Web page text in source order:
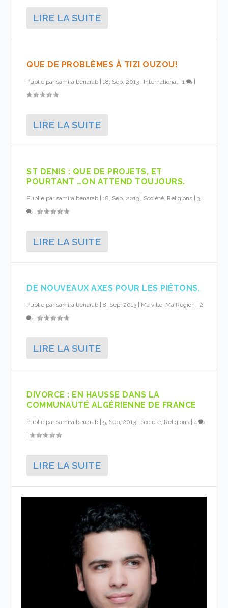
LIRE LA SUITE
QUE DE PROBLÈMES À TIZI OUZOU!
Publié par samira benarab |18, Sep, 2013 International|1
LIRE LA SUITE
ST DENIS : QUE DE PROJETS, ET
POURTANT …ON ATTEND TOUJOURS.
Publié par samira benarab |18, Sep, 2013 Société, Religions
3
|
LIRE LA SUITE
DE NOUVEAUX AXES POUR LES PIÉTONS.
Publié par samira benarab |8, Sep, 2013 Ma ville, Ma Région
2
|
LIRE LA SUITE
DIVORCE : EN HAUSSE DANS LA
COMMUNAUTÉ ALGÉRIENNE DE FRANCE
Publié par samira benarab |5, Sep, 2013 Société, Religions |4
|
LIRE LA SUITE